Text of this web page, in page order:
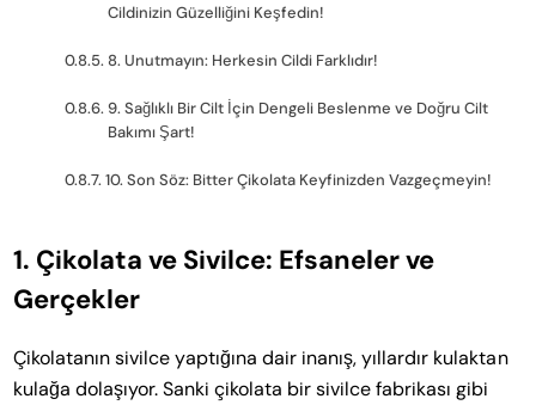
Cildinizin Güzelliğini Keşfedin!
8. Unutmayın: Herkesin Cildi Farklıdır!
9. Sağlıklı Bir Cilt İçin Dengeli Beslenme ve Doğru Cilt
Bakımı Şart!
10. Son Söz: Bitter Çikolata Keyfinizden Vazgeçmeyin!
1. Çikolata ve Sivilce: Efsaneler ve
Gerçekler
Çikolatanın sivilce yaptığına dair inanış, yıllardır kulaktan
kulağa dolaşıyor. Sanki çikolata bir sivilce fabrikası gibi